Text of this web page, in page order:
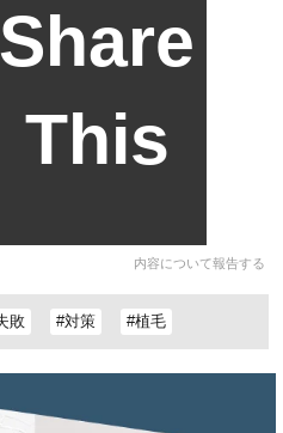
Share
This
内容について報告する
敗 #対策 #植毛